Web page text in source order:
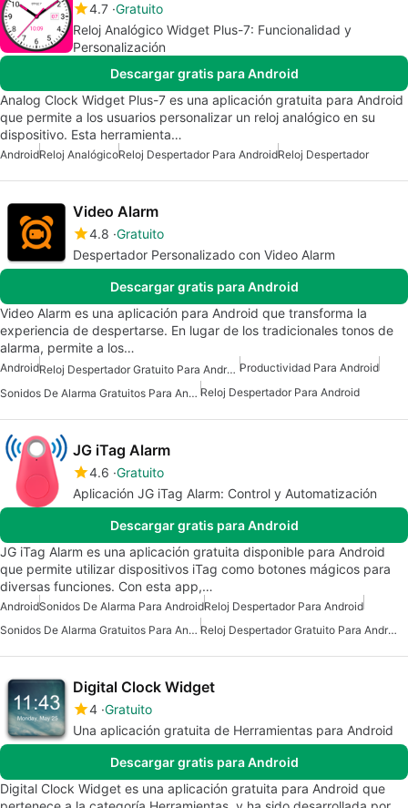
4.7 Gratuito
Reloj Analógico Widget Plus-7: Funcionalidad y
Personalización
Descargar gratis para Android
Analog Clock Widget Plus-7 es una aplicación gratuita para Android
que permite a los usuarios personalizar un reloj analógico en su
dispositivo. Esta herramienta…
AndroidReloj AnalógicoReloj Despertador Para AndroidReloj Despertador
Video Alarm
4.8 Gratuito
Despertador Personalizado con Video Alarm
Descargar gratis para Android
Video Alarm es una aplicación para Android que transforma la
experiencia de despertarse. En lugar de los tradicionales tonos de
alarma, permite a los…
Android Reloj Despertador Gratuito Para Android Productividad Para Android
Sonidos De Alarma Gratuitos Para Android Reloj Despertador Para Android
JG iTag Alarm
4.6 Gratuito
Aplicación JG iTag Alarm: Control y Automatización
Descargar gratis para Android
JG iTag Alarm es una aplicación gratuita disponible para Android
que permite utilizar dispositivos iTag como botones mágicos para
diversas funciones. Con esta app,…
AndroidSonidos De Alarma Para AndroidReloj Despertador Para Android
Sonidos De Alarma Gratuitos Para Android
Reloj Despertador Gratuito Para Android
Digital Clock Widget
4 Gratuito
Una aplicación gratuita de Herramientas para Android
Descargar gratis para Android
Digital Clock Widget es una aplicación gratuita para Android que